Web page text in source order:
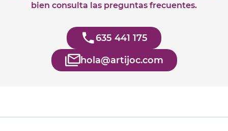
bien consulta las preguntas frecuentes.
635 441 175
hola@artijoc.com